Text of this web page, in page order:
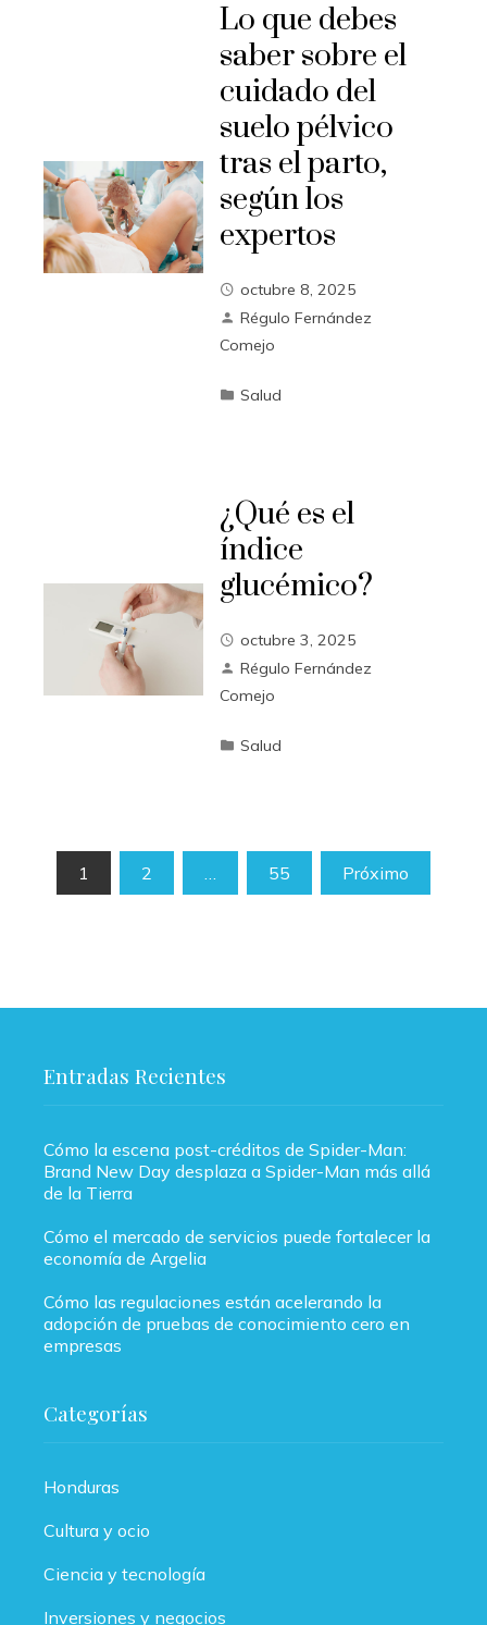
Lo que debes
saber sobre el
cuidado del
suelo pélvico
tras el parto,
según los
expertos
octubre 8, 2025
Régulo Fernández
Comejo
Salud
¿Qué es el
índice
glucémico?
octubre 3, 2025
Régulo Fernández
Comejo
Salud
Paginación
1 2 … 55 Próximo
Entradas Recientes
Cómo la escena post-créditos de Spider-Man:
Brand New Day desplaza a Spider-Man más allá
de la Tierra
Cómo el mercado de servicios puede fortalecer la
economía de Argelia
Cómo las regulaciones están acelerando la
adopción de pruebas de conocimiento cero en
empresas
Categorías
Honduras
Cultura y ocio
Ciencia y tecnología
Inversiones y negocios